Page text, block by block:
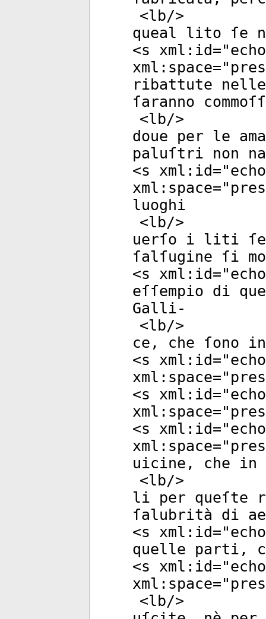
<lb/>
queal lito ſe
<s xml:id="
xml:space="
ribattute nelle
ſaranno
<lb/>
doue per le
paluſtri non
<s xml:id="
xml:space="
luoghi
<lb/>
uerſo i liti ſe
ſalſugine ſi
<s xml:id="
eſſempio di
Galli-
<lb/>
ce, che ſono
<s xml:id="
xml:space="
<s xml:id="
xml:space="
<s xml:id="
xml:space="
uicine, che in
<lb/>
li per queſte
ſalubrità di
<s xml:id="
quelle parti,
<s xml:id="
xml:space="
<lb/>